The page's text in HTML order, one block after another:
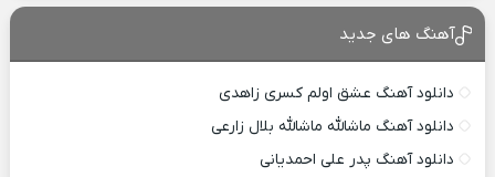
آهنگ های جدید
دانلود آهنگ عشق اولم کسری زاهدی
دانلود آهنگ ماشالله ماشالله بلال زارعی
دانلود آهنگ پدر علی احمدیانی